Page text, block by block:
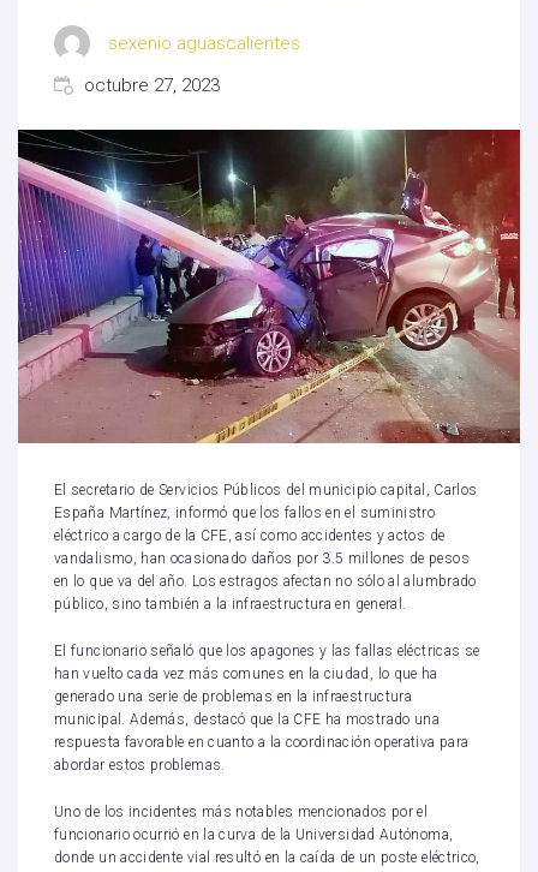
sexenio aguascalientes
octubre 27, 2023
El secretario de Servicios Públicos del municipio capital, Carlos
España Martínez, informó que los fallos en el suministro
eléctrico a cargo de la CFE, así como accidentes y actos de
vandalismo, han ocasionado daños por 3.5 millones de pesos
en lo que va del año. Los estragos afectan no sólo al alumbrado
público, sino también a la infraestructura en general.
El funcionario señaló que los apagones y las fallas eléctricas se
han vuelto cada vez más comunes en la ciudad, lo que ha
generado una serie de problemas en la infraestructura
municipal. Además, destacó que la CFE ha mostrado una
respuesta favorable en cuanto a la coordinación operativa para
abordar estos problemas.
Uno de los incidentes más notables mencionados por el
funcionario ocurrió en la curva de la Universidad Autónoma,
donde un accidente vial resultó en la caída de un poste eléctrico,